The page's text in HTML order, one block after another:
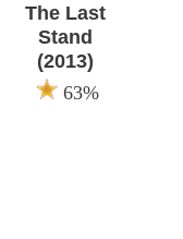
The Last
Stand
(2013)
63%